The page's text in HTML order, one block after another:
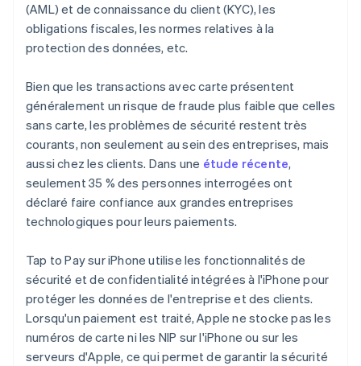
(AML) et de connaissance du client (KYC), les
obligations fiscales, les normes relatives à la
protection des données, etc.
Bien que les transactions avec carte présentent
généralement un risque de fraude plus faible que celles
sans carte, les problèmes de sécurité restent très
courants, non seulement au sein des entreprises, mais
aussi chez les clients. Dans une étude récente,
seulement 35 % des personnes interrogées ont
déclaré faire confiance aux grandes entreprises
technologiques pour leurs paiements.
Tap to Pay sur iPhone utilise les fonctionnalités de
sécurité et de confidentialité intégrées à l'iPhone pour
protéger les données de l'entreprise et des clients.
Lorsqu'un paiement est traité, Apple ne stocke pas les
numéros de carte ni les NIP sur l'iPhone ou sur les
serveurs d'Apple, ce qui permet de garantir la sécurité